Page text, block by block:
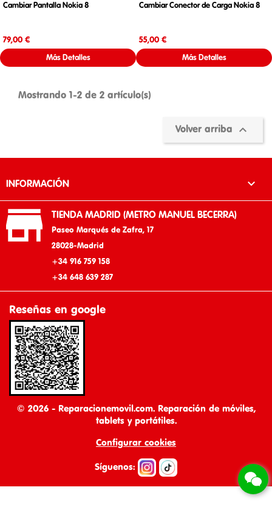
Cambiar Pantalla Nokia 8
79,00 €
Más Detalles
Cambiar Conector de Carga Nokia 8
55,00 €
Más Detalles
Mostrando 1-2 de 2 artículo(s)
Volver arriba 
INFORMACIÓN 
 TIENDA MADRID (METRO MANUEL BECERRA)
Paseo Marqués de Zafra, 17
28028-Madrid
+34 916 759 158
+34 648 639 287
Reseñas en google
© 2026 - Reparacionemovil.com. Reparación de móviles,
tablets y portátiles.
Configurar cookies
Síguenos: